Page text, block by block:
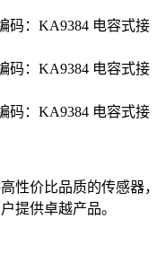
性价比品质的传感器，
提供卓越产品。